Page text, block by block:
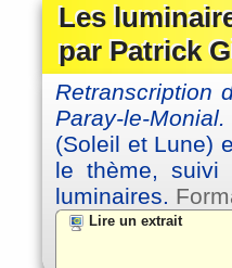
Les
par Patrick
Retranscription
Paray-le-Monial.
(Soleil et Lune)
le thème, suivi
luminaires.
Lire un extrait